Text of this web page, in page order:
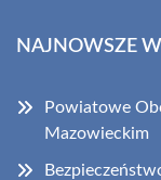
NAJNOWSZE
Powiatowe
Mazowieckim